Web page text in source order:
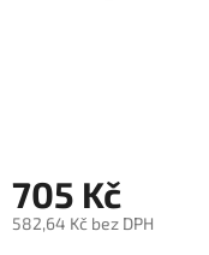
705 Kč
582,64 Kč bez DPH